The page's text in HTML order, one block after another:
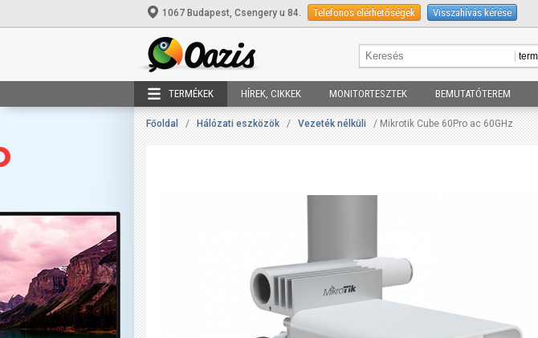
1067 Budapest, Csengery u 84. Telefonos elérhetőségek Visszahívás kérése
TERMÉKEK HÍREK, CIKKEK MONITORTESZTEK BEMUTATÓTEREM
Főoldal / Hálózati eszközök / Vezeték nélküli / Mikrotik Cube 60Pro ac 60GHz